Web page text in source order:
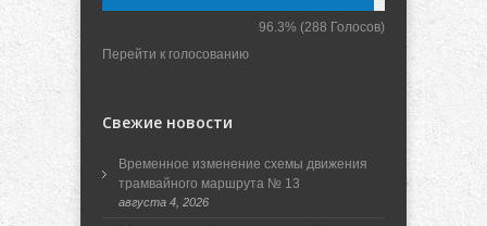
96.3% (288 Голосов)
Перейти к голосованию
Свежие новости
Временное изменение схемы движения
трамвайного маршрута № 13
августа 4, 2026